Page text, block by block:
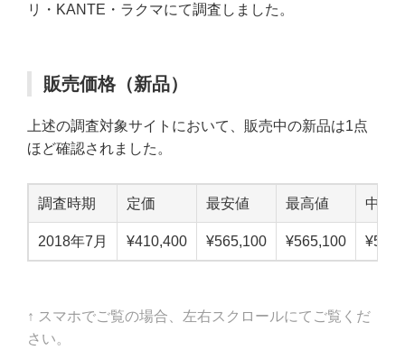
リ・KANTE・ラクマにて調査しました。
販売価格（新品）
上述の調査対象サイトにおいて、販売中の新品は1点
ほど確認されました。
調査時期 定価 最安値 最高値 中点
2018年7月 ¥410,400 ¥565,100 ¥565,100
↑ スマホでご覧の場合、左右スクロールにてご覧くだ
さい。